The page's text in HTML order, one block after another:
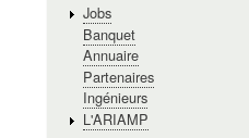
Jobs
Banquet
Annuaire
Partenaires
Ingénieurs
L'ARIAMP